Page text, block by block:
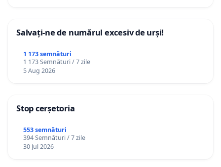
Salvați-ne de numărul excesiv de urși!
1 173 semnături
1 173 Semnături / 7 zile
5 Aug 2026
Stop cerșetoria
553 semnături
394 Semnături / 7 zile
30 Jul 2026